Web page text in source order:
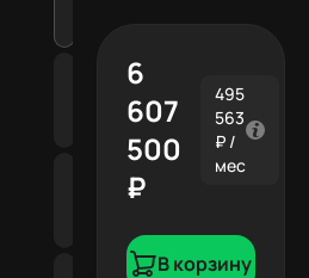
6
607
500
₽
495
563
₽ /
мес
В корзину